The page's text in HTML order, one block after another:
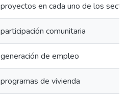
proyectos en cada uno de los
participación comunitaria
generación de empleo
programas de vivienda